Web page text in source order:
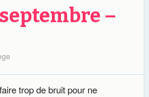
–
trop de bruit pour ne